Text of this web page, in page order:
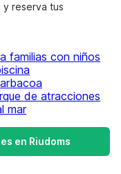
y reserva tus
familias con niños
de atracciones
mar
en Riudoms